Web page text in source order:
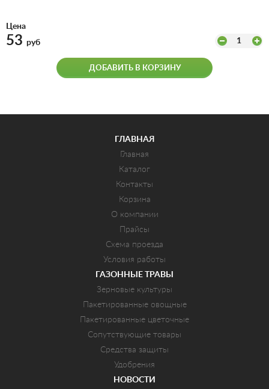
Цена
53 руб 1
ДОБАВИТЬ В КОРЗИНУ
ГЛАВНАЯ
Главная
Каталог
Контакты
Корзина
О компании
Прайсы
Схема проезда
Условия работы
ГАЗОННЫЕ ТРАВЫ
Зерновые культуры
Пакетированные овощные
Пакетированные цветочные
Сопутствующие товары
Средства защиты
Удобрения
НОВОСТИ